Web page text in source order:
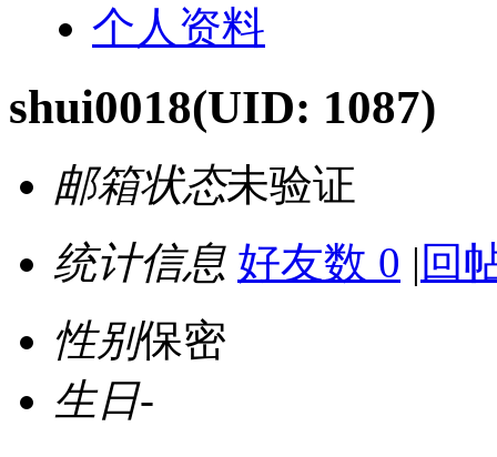
个人资料
shui0018(UID: 1087)
邮箱状态未验证
统计信息 好友数 0 | 回
性别保密
生日-